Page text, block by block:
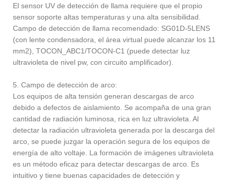
El sensor UV de detección de llama requiere que el propio
sensor soporte altas temperaturas y una alta sensibilidad.
Campo de detección de llama recomendado: SG01D-5LENS
(con lente condensadora, el área virtual puede alcanzar los 11
mm2), TOCON_ABC1/TOCON-C1 (puede detectar luz
ultravioleta de nivel pw, con circuito amplificador).
5. Campo de detección de arco:
Los equipos de alta tensión generan descargas de arco
debido a defectos de aislamiento. Se acompaña de una gran
cantidad de radiación luminosa, rica en luz ultravioleta. Al
detectar la radiación ultravioleta generada por la descarga del
arco, se puede juzgar la operación segura de los equipos de
energía de alto voltaje. La formación de imágenes ultravioleta
es un método eficaz para detectar descargas de arco. Es
intuitivo y tiene buenas capacidades de detección y